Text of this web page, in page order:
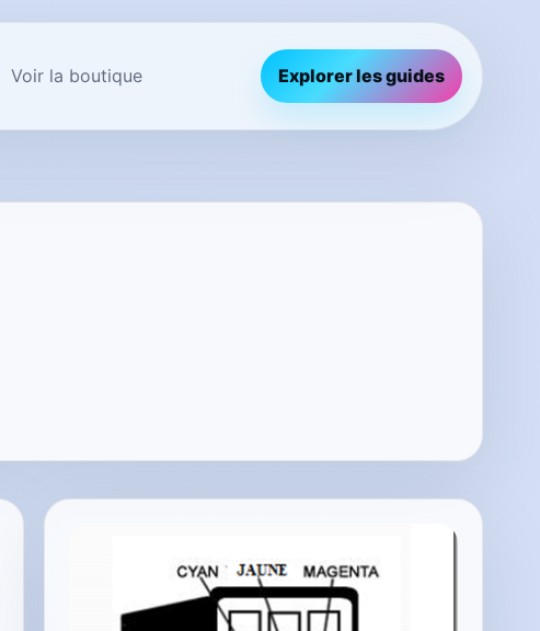
Voir la boutique Explorer les guides